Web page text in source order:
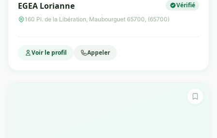
EGEA Lorianne Vérifié
160 Pl. de la Libération, Maubourguet 65700, (65700)
Voir le profil Appeler